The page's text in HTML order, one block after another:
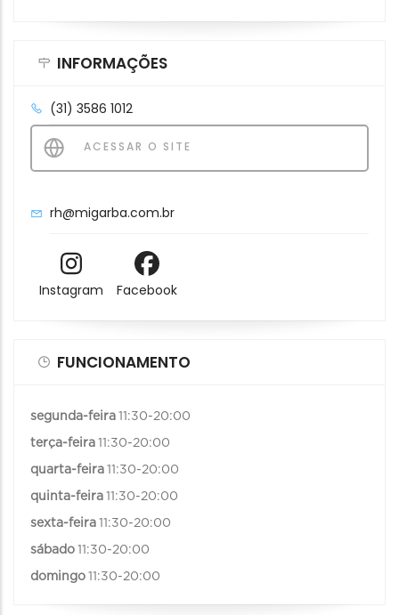
INFORMAÇÕES
(31) 3586 1012
ACESSAR O SITE
rh@migarba.com.br
Instagram Facebook
FUNCIONAMENTO
segunda-feira 11:30-20:00
terça-feira 11:30-20:00
quarta-feira 11:30-20:00
quinta-feira 11:30-20:00
sexta-feira 11:30-20:00
sábado 11:30-20:00
domingo 11:30-20:00